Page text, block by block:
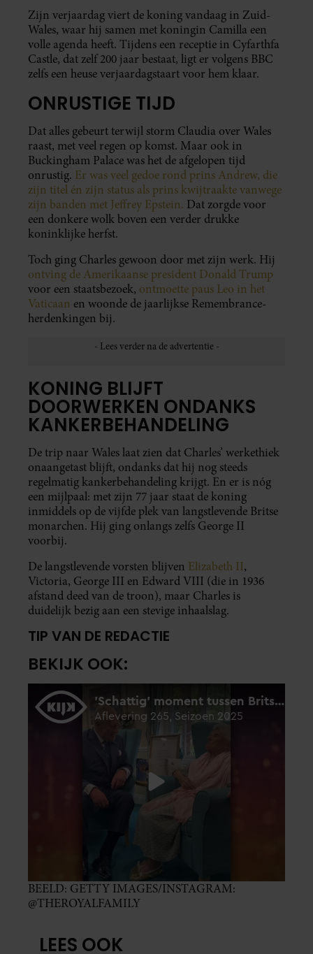
Zijn verjaardag viert de koning vandaag in Zuid-
Wales, waar hij samen met koningin Camilla een
volle agenda heeft. Tijdens een receptie in Cyfarthfa
Castle, dat zelf 200 jaar bestaat, ligt er volgens BBC
zelfs een heuse verjaardagstaart voor hem klaar.
ONRUSTIGE TIJD
Dat alles gebeurt terwijl storm Claudia over Wales
raast, met veel regen op komst. Maar ook in
Buckingham Palace was het de afgelopen tijd
onrustig. Er was veel gedoe rond prins Andrew, die
zijn titel én zijn status als prins kwijtraakte vanwege
zijn banden met Jeffrey Epstein. Dat zorgde voor
een donkere wolk boven een verder drukke
koninklijke herfst.
Toch ging Charles gewoon door met zijn werk. Hij
ontving de Amerikaanse president Donald Trump
voor een staatsbezoek, ontmoette paus Leo in het
Vaticaan en woonde de jaarlijkse Remembrance-
herdenkingen bij.
KONING BLIJFT
DOORWERKEN ONDANKS
KANKERBEHANDELING
De trip naar Wales laat zien dat Charles’ werkethiek
onaangetast blijft, ondanks dat hij nog steeds
regelmatig kankerbehandeling krijgt. En er is nóg
een mijlpaal: met zijn 77 jaar staat de koning
inmiddels op de vijfde plek van langstlevende Britse
monarchen. Hij ging onlangs zelfs George II
voorbij.
De langstlevende vorsten blijven Elizabeth II,
Victoria, George III en Edward VIII (die in 1936
afstand deed van de troon), maar Charles is
duidelijk bezig aan een stevige inhaalslag.
TIP VAN DE REDACTIE
BEKIJK OOK:
BEELD: GETTY IMAGES/INSTAGRAM:
@THEROYALFAMILY
LEES OOK